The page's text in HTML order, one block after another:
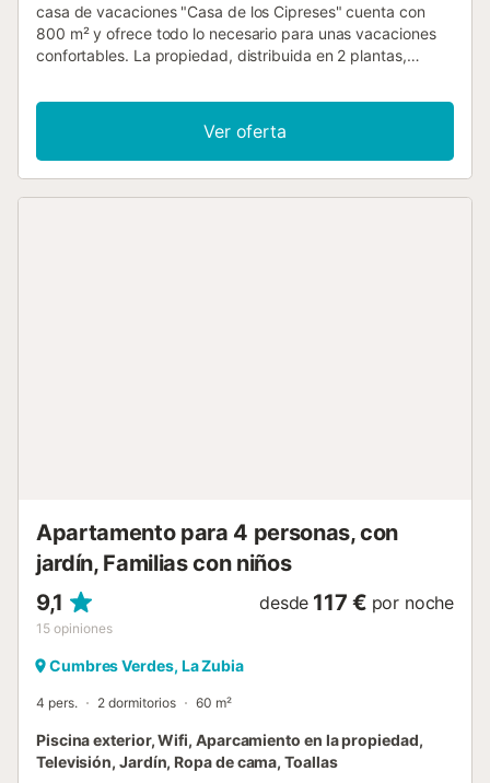
casa de vacaciones "Casa de los Cipreses" cuenta con
800 m² y ofrece todo lo necesario para unas vacaciones
confortables. La propiedad, distribuida en 2 plantas,
con lavavajillas, 3 dormitorios (el principal con cama doble
y los otros 2 dormitorios con dos camas nido cada uno), 2
baños y un aseo. La capacidad máxima es de 6 personas.
Entre los servicios adicionales se incluyen Wi-Fi, estufa de
Ver oferta
Apartamento para 4 personas, con
jardín, Familias con niños
9,1
15 opiniones
desde 117 € por noche
Cumbres Verdes, La Zubia
4 pers. 2 dormitorios 60 m²
Piscina exterior, Wifi, Aparcamiento en la propiedad,
Televisión, Jardín, Ropa de cama, Toallas